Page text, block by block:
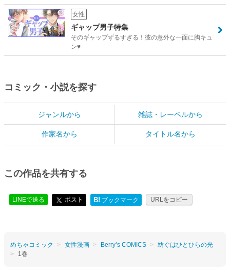
女性
ギャップ男子特集
そのギャップずるすぎる！彼の意外な一面に胸キュ
ン♥
コミック・小説を探す
ジャンルから 雑誌・レーベルから
作家名から タイトル名から
この作品を共有する
LINEで送る ポスト B! ブックマーク URLをコピー
めちゃコミック 女性漫画 Berry’s COMICS
紡ぐはひとひらの光
1巻